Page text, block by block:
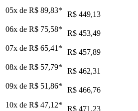
05x de R$ 89,83*
R$ 449,13
06x de R$ 75,58*
R$ 453,49
07x de R$ 65,41 *
R$ 457,89
08x de R$ 57,79*
R$ 462,31
09x de R$ 51,86*
R$ 466,76
10x de R$ 47,12*
R$ 471,23